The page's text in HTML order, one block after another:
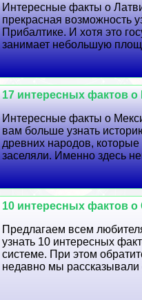
Интересные факты о
прекрасная возможность
Прибалтике. И хотя это
занимает небольшую
17 интересных фактов о
Интересные факты о
вам больше узнать
древних народов,
заселяли. Именно здесь
10 интересных фактов
Предлагаем всем
узнать 10 интересных
системе. При этом
недавно мы